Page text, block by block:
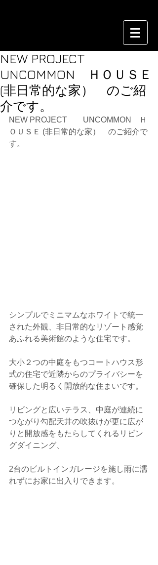
NEW PROJECT
UNCOMMON ＨＯＵＳＥ
(非日常的な家） のご紹
介です。
NEW PROJECT　　UNCOMMON　Ｈ
ＯＵＳＥ (非日常的な家）　のご紹介で
す。
シンプルでミニマムなホワイトで統一
された外観、非日常的なリゾート感覚
あふれる美術館のような住宅です。
大小２つの中庭をもつコートハウス形
式の住宅で近隣からのプライバシーを
確保した明るく開放的な住まいです。
リビングと広いテラス、中庭が連続に
つながり勾配天井の吹抜けが更に広が
りと開放感をもたらしてくれるリビン
グダイニング、
2台のビルトインガレージを施し雨に濡
れずにお家に出入りできます。